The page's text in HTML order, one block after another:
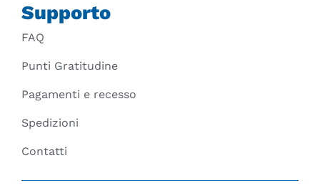
Supporto
FAQ
Punti Gratitudine
Pagamenti e recesso
Spedizioni
Contatti